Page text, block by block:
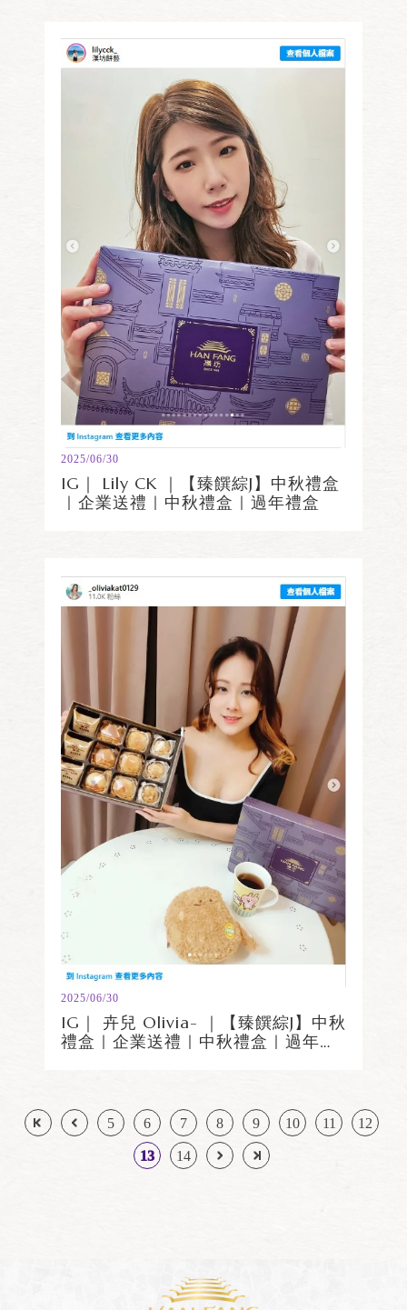
2025/06/30
IG｜ Lily CK ｜【臻饌綜J】中秋禮盒
｜企業送禮｜中秋禮盒｜過年禮盒
2025/06/30
IG｜ 卉兒 Olivia- ｜【臻饌綜J】中秋
禮盒｜企業送禮｜中秋禮盒｜過年禮
5 6 7 8 9 10 11 12
13 14